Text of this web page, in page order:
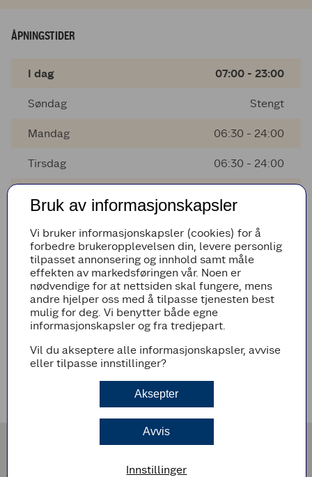
ÅPNINGSTIDER
I dag 07:00 - 23:00
Søndag Stengt
Mandag 06:30 - 24:00
Tirsdag 06:30 - 24:00
Fredag 06:30 - 24:00
Lørdag 07:00 - 23:00
AVVIKENDE ÅPNINGSTIDER
Det er ingen avvikende åpningstider i nærmeste fremtid
Bruk av informasjonskapsler
Vi bruker informasjonskapsler (cookies) for å
forbedre brukeropplevelsen din, levere personlig
tilpasset annonsering og innhold samt måle
effekten av markedsføringen vår. Noen er
nødvendige for at nettsiden skal fungere, mens
andre hjelper oss med å tilpasse tjenesten best
mulig for deg. Vi benytter både egne
informasjonskapsler og fra tredjepart.
Vil du akseptere alle informasjonskapsler, avvise
eller tilpasse innstillinger?
Aksepter
Avvis
Innstillinger